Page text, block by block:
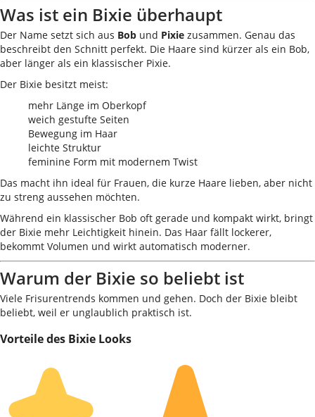
Was ist ein Bixie überhaupt
Der Name setzt sich aus Bob und Pixie zusammen. Genau das
beschreibt den Schnitt perfekt. Die Haare sind kürzer als ein Bob,
aber länger als ein klassischer Pixie.
Der Bixie besitzt meist:
mehr Länge im Oberkopf
weich gestufte Seiten
Bewegung im Haar
leichte Struktur
feminine Form mit modernem Twist
Das macht ihn ideal für Frauen, die kurze Haare lieben, aber nicht
zu streng aussehen möchten.
Während ein klassischer Bob oft gerade und kompakt wirkt, bringt
der Bixie mehr Leichtigkeit hinein. Das Haar fällt lockerer,
bekommt Volumen und wirkt automatisch moderner.
Warum der Bixie so beliebt ist
Viele Frisurentrends kommen und gehen. Doch der Bixie bleibt
beliebt, weil er unglaublich praktisch ist.
Vorteile des Bixie Looks